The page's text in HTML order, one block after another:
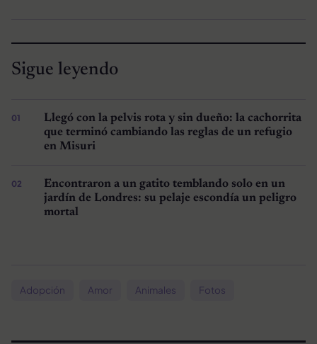
Sigue leyendo
Llegó con la pelvis rota y sin dueño: la cachorrita
que terminó cambiando las reglas de un refugio
en Misuri
Encontraron a un gatito temblando solo en un
jardín de Londres: su pelaje escondía un peligro
mortal
Adopción Amor Animales Fotos